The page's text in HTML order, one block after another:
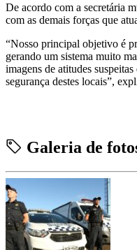
De acordo com a secretária
com as demais forças que
“Nosso principal objetivo é
gerando um sistema muito
imagens de atitudes
segurança destes locais”,
Galeria de